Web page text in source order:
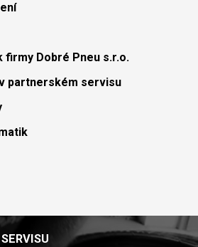
firmy Dobré Pneu s.r.o.
partnerském servisu